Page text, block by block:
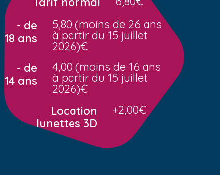
- de
18 ans
5,80 (moins de 26 ans
à partir du 15 juillet
2026)€
- de
14 ans
4,00 (moins de 16 ans
à partir du 15 juillet
2026)€
Location
lunettes 3D
+2,00€